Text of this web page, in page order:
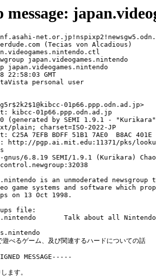
message:
(Tecias von Alcadious)
japan.videogames.nintendo
japan.videogames.nintendo
22:58:03 GMT
personal user
01p66.ppp.odn.ad.jp>
kibcc-01p66.ppp.odn.ad.jp
(generated by SEMI 1.9.1 -
plain; charset=ISO-2022-JP
C25A 7EFB BDFF 51B1 7AE0  B8AC 401E
http://pgp.ai.mit.edu:11371/pks/
gnus/6.8.19 SEMI/1.9.1 (Kurikara)
is an unmoderated
game systems and software which
on 13 Oct 1998.
file:
game systems and software.
べるゲーム、及び関連するハードについての話
MESSAGE-----
ます。